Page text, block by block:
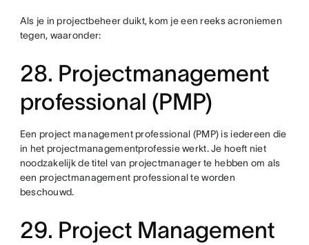
Als je in projectbeheer duikt, kom je een reeks acroniemen
tegen, waaronder:
28. Projectmanagement
professional (PMP)
Een project management professional (PMP) is iedereen die
in het projectmanagementprofessie werkt. Je hoeft niet
noodzakelijk de titel van projectmanager te hebben om als
een projectmanagement professional te worden
beschouwd.
29. Project Management